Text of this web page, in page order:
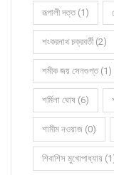
রূপালী দত্ত (1)
শংকরনাথ চক্রবর্তী (2)
শমীক জয় সেনগুপ্ত (1)
শর্মিলা ঘোষ (6)
শামীম নওয়াজ (0)
শিবাশিস মুখোপাধ্যায়